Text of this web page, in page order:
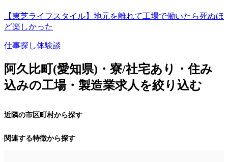
【東芝ライフスタイル】地元を離れて工場で働いたら死ぬほ
ど楽しかった
仕事探し体験談
阿久比町(愛知県)・寮/社宅あり・住み
込みの工場・製造業求人を絞り込む
近隣の市区町村から探す
関連する特徴から探す